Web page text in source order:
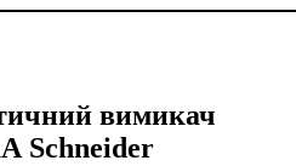
вимикач
Schneider